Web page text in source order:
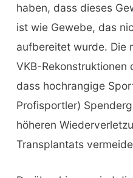
haben, dass dieses
ist wie Gewebe, das
aufbereitet wurde. Die
VKB-Rekonstruktionen
dass hochrangige
Profisportler)
höheren
Transplantats